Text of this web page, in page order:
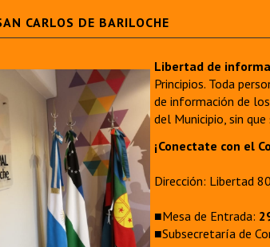
CARLOS DE BARILOCHE
Libertad de
Principios. Toda
de información de
del Municipio, sin
¡Conectate con el
Dirección: Libertad 80
■Mesa de Entrada:
■Subsecretaría de